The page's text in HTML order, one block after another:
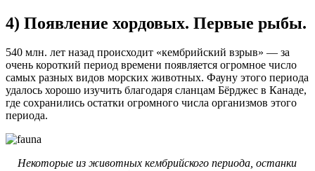
4) Появление хордовых. Первые рыбы.
540 млн. лет назад происходит «кембрийский взрыв» — за
очень короткий период времени появляется огромное число
самых разных видов морских животных. Фауну этого периода
удалось хорошо изучить благодаря сланцам Бёрджес в Канаде,
где сохранились остатки огромного числа организмов этого
периода.
Некоторые из животных кембрийского периода, останки